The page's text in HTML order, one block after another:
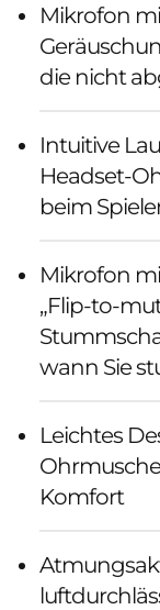
Mikrofon
die nicht
Intuitive
Headset-
beim
Mikrofon
„Flip-to-
wann Sie
Leichtes
Komfort